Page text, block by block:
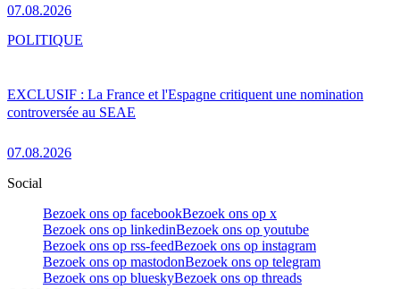
07.08.2026
EXCLUSIF : La France et l'Espagne critiquent une nomination
controversée au SEAE
07.08.2026
POLITIQUE
Social
Bezoek ons op facebookBezoek ons op x
Bezoek ons op linkedinBezoek ons op youtube
Bezoek ons op rss-feedBezoek ons op instagram
Bezoek ons op mastodonBezoek ons op telegram
Bezoek ons op blueskyBezoek ons op threads